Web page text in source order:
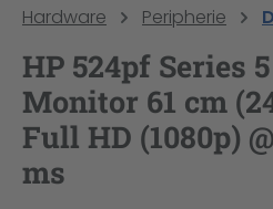
Hardware Peripherie
HP 524pf Series
Monitor 61 cm
Full HD (1080p)
ms